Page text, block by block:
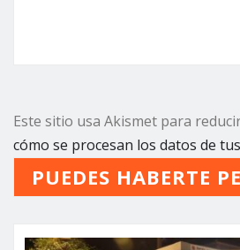
Este sitio usa Akismet para
cómo se procesan los datos de
PUEDES HABERTE